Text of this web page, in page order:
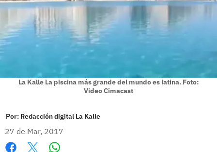
La Kalle La piscina más grande del mundo es latina. Foto:
Video Cimacast
Por: Redacción digital La Kalle
27 de Mar, 2017